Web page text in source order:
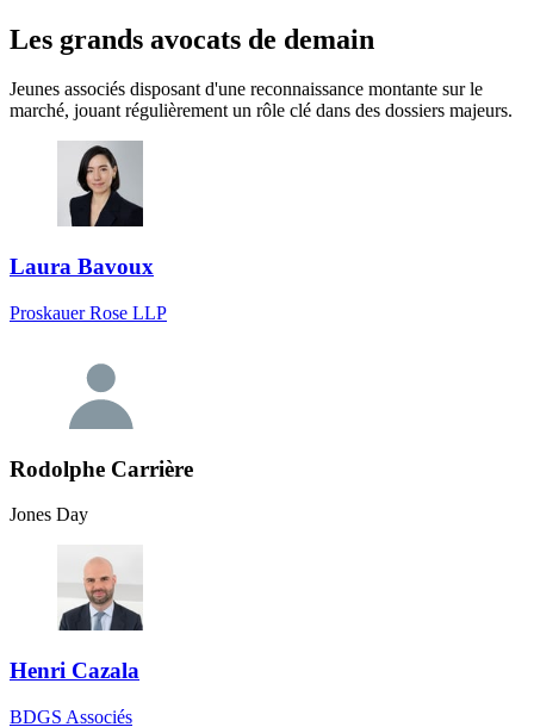
Les grands avocats de demain
Jeunes associés disposant d'une reconnaissance montante sur le
marché, jouant régulièrement un rôle clé dans des dossiers majeurs.
Laura Bavoux
Proskauer Rose LLP
Rodolphe Carrière
Jones Day
Henri Cazala
BDGS Associés